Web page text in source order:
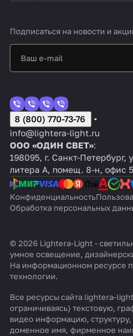
Подписаться на новости и
8 (800) 770-73-76
info@lightera-light.ru
ООО «ОДИН СВЕТ»:
198095, г. Санкт-
литера А, помещ. 8-н, офис
Конфиденциальность
Обработка персональных
© 2026 Lightera-Light -
умное освещение,
На информационном ресурсе
технологии.
Все ресурсы сайта lightera-
ограничиваясь) текстовую,
видео информацию,
доменное имя, фирменное